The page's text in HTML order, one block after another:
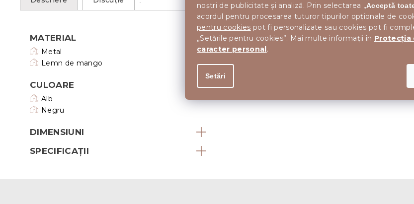
noștri de publicitate și analiză. Prin selectarea „Acceptă
acordul pentru procesarea tuturor tipurilor opționale de
pentru cookies pot fi personalizate sau cookies pot fi
„Setările pentru cookies”. Mai multe informații în Protecția
caracter personal.
Setări
MATERIAL
Metal
Lemn de mango
CULOARE
Alb
Negru
DIMENSIUNI
SPECIFICAȚII